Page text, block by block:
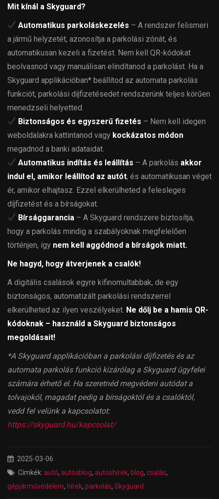
Mit kínál a Skyguard?
Automatikus parkoláskezelés – A rendszer felismeri
a jármű helyzetét, azonosítja a parkolási zónát, és
automatikusan kezeli a fizetést. Nem kell QR-kódokat
beolvasnod vagy manuálisan elindítanod a parkolást. Ha a
Skyguard applikációban* beállítod az automata parkolás
funkciót, parkolási díjfizetésedet rendszerünk teljes körűen
menedzseli helyetted.
Biztonságos és egyszerű fizetés – Nem kell idegen
weboldalakra kattintanod vagy kockázatos módon
megadnod a banki adataidat.
Automatikus indítás és leállítás – A parkolás akkor
indul el, amikor leállítod az autót, és automatikusan véget
ér, amikor elhajtasz. Ezzel elkerülheted a felesleges
díjfizetést és a bírságokat.
Bírsággarancia – A Skyguard rendszere biztosítja,
hogy a parkolás mindig a szabályoknak megfelelően
történjen, így nem kell aggódnod a bírságok miatt.
Ne hagyd, hogy átverjenek a csalók!
A digitális csalások egyre kifinomultabbak, de egy
biztonságos, automatizált parkolási rendszerrel
elkerülheted az ilyen veszélyeket. Ne dőlj be a hamis QR-
kódoknak – használd a Skyguard biztonságos
megoldásait!
*A Skyguard applikációban a parkolási díjfizetés és az
automata parkolás funkció kizárólag a Skyguard ügyfelei
számára érhető el. Ha szeretnéd megvédeni autódat a
tolvajokól, magadat pedig a bírságoktól és a csalóktól,
vedd fel velünk a kapcsolatot:
https://skyguard.hu/kapcsolat/
2025-03-06
Címkék: autó, autósblog, autóshírek, blog, csalás,
gépjárművédelem, hírek, parkolás, Skyguard